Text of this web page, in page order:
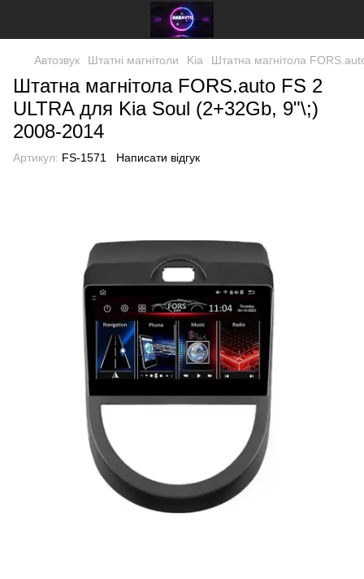
Автозвук Штатні магнітоли Kia Штатна магнітола
Штатна магнітола FORS.auto FS 2
ULTRA для Kia Soul (2+32Gb, 9"\;)
2008-2014
Артикул: FS-1571 Написати відгук